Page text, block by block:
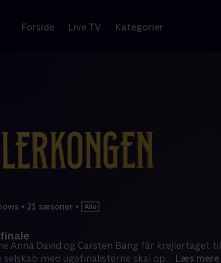
Forside Live TV Kategorier
• 21 sæsoner •
Anna David og Carsten Bang får krejlertaget til
selskab med ugefinalisterne skal op... Læs mere